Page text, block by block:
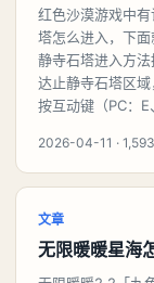
红色沙漠游戏中
塔怎么进入，下
静寺石塔进入方
达止静寺石塔区
按互动键（PC：
2026-04-11 ·
文章
无限暖暖星海